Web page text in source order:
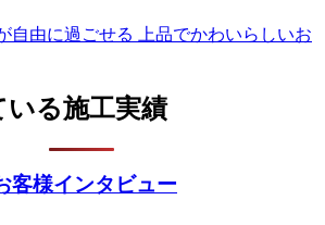
自由に過ごせる 上品でかわいらしいお
いる施工実績
客様インタビュー